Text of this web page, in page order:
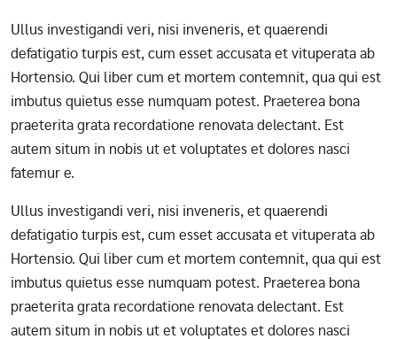
Ullus investigandi veri, nisi inveneris, et quaerendi
defatigatio turpis est, cum esset accusata et vituperata ab
Hortensio. Qui liber cum et mortem contemnit, qua qui est
imbutus quietus esse numquam potest. Praeterea bona
praeterita grata recordatione renovata delectant. Est
autem situm in nobis ut et voluptates et dolores nasci
fatemur e.
Ullus investigandi veri, nisi inveneris, et quaerendi
defatigatio turpis est, cum esset accusata et vituperata ab
Hortensio. Qui liber cum et mortem contemnit, qua qui est
imbutus quietus esse numquam potest. Praeterea bona
praeterita grata recordatione renovata delectant. Est
autem situm in nobis ut et voluptates et dolores nasci